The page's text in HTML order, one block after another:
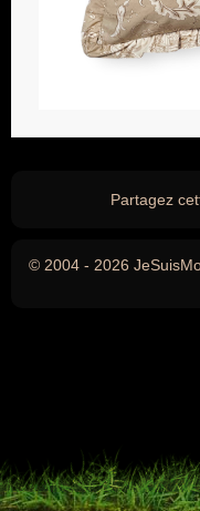
Partagez
© 2004 - 2026